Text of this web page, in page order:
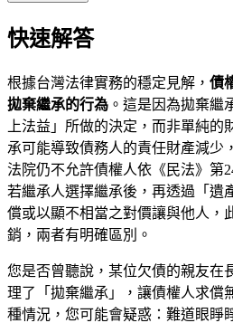
快速解答
根據台灣法律實務的穩定見解， 債
拋棄繼承的行為 。這是因為拋棄繼
上法益」所做的決定，而非單純
承可能導致債務人的責任財產減少
法院仍不允許債權人依《民法》第
若繼承人選擇繼承後，再透過「遺
償或以顯不相當之對價讓與他人，
銷，兩者有明確區別。
您是否曾聽說，某位欠債的親友在
理了「拋棄繼承」，讓債權人求償
種情況，您可能會疑惑：難道眼睜